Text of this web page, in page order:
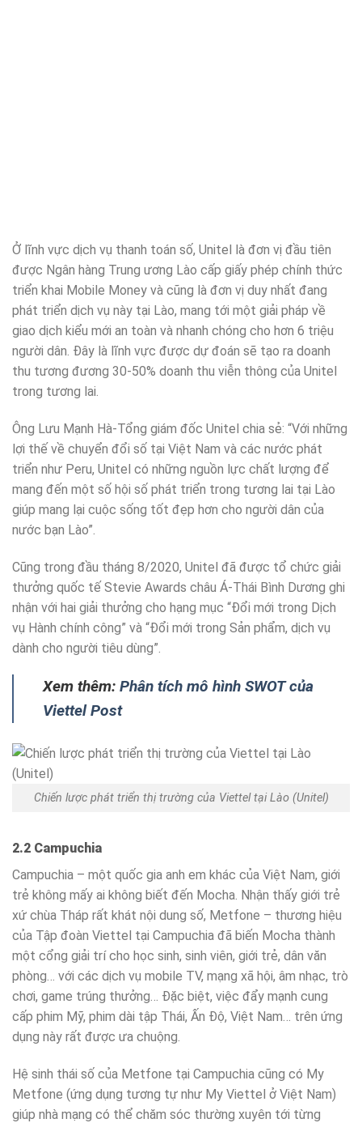
Ở lĩnh vực dịch vụ thanh toán số, Unitel là đơn vị đầu tiên
được Ngân hàng Trung ương Lào cấp giấy phép chính thức
triển khai Mobile Money và cũng là đơn vị duy nhất đang
phát triển dịch vụ này tại Lào, mang tới một giải pháp về
giao dịch kiểu mới an toàn và nhanh chóng cho hơn 6 triệu
người dân. Đây là lĩnh vực được dự đoán sẽ tạo ra doanh
thu tương đương 30-50% doanh thu viễn thông của Unitel
trong tương lai.
Ông Lưu Mạnh Hà-Tổng giám đốc Unitel chia sẻ: “Với những
lợi thế về chuyển đổi số tại Việt Nam và các nước phát
triển như Peru, Unitel có những nguồn lực chất lượng để
mang đến một số hội số phát triển trong tương lai tại Lào
giúp mang lại cuộc sống tốt đẹp hơn cho người dân của
nước bạn Lào”.
Cũng trong đầu tháng 8/2020, Unitel đã được tổ chức giải
thưởng quốc tế Stevie Awards châu Á-Thái Bình Dương ghi
nhận với hai giải thưởng cho hạng mục “Đổi mới trong Dịch
vụ Hành chính công” và “Đổi mới trong Sản phẩm, dịch vụ
dành cho người tiêu dùng”.
Xem thêm: Phân tích mô hình SWOT của
Viettel Post
Chiến lược phát triển thị trường của Viettel tại Lào (Unitel)
2.2 Campuchia
Campuchia – một quốc gia anh em khác của Việt Nam, giới
trẻ không mấy ai không biết đến Mocha. Nhận thấy giới trẻ
xứ chùa Tháp rất khát nội dung số, Metfone – thương hiệu
của Tập đoàn Viettel tại Campuchia đã biến Mocha thành
một cổng giải trí cho học sinh, sinh viên, giới trẻ, dân văn
phòng… với các dịch vụ mobile TV, mạng xã hội, âm nhạc, trò
chơi, game trúng thưởng… Đặc biệt, việc đẩy mạnh cung
cấp phim Mỹ, phim dài tập Thái, Ấn Độ, Việt Nam… trên ứng
dụng này rất được ưa chuộng.
Hệ sinh thái số của Metfone tại Campuchia cũng có My
Metfone (ứng dụng tương tự như My Viettel ở Việt Nam)
giúp nhà mạng có thể chăm sóc thường xuyên tới từng